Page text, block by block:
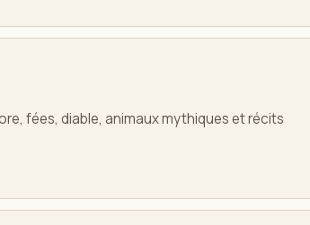
fées, diable, animaux mythiques et récits